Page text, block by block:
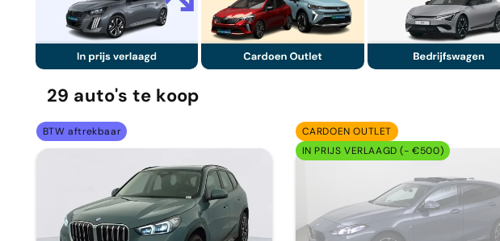
29 auto'ste koop
BTW aftrekbaar
CARDOEN OUTLET
IN PRIJS VERLAAGD (- €500)